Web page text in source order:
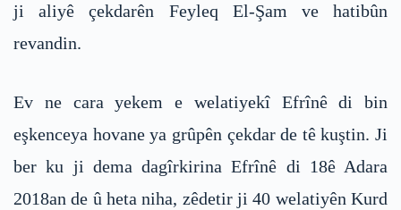
ji aliyê çekdarên Feyleq El-Şam ve hatibûn
revandin.
Ev ne cara yekem e welatiyekî Efrînê di bin
eşkenceya hovane ya grûpên çekdar de tê kuştin. Ji
ber ku ji dema dagîrkirina Efrînê di 18ê Adara
2018an de û heta niha, zêdetir ji 40 welatiyên Kurd